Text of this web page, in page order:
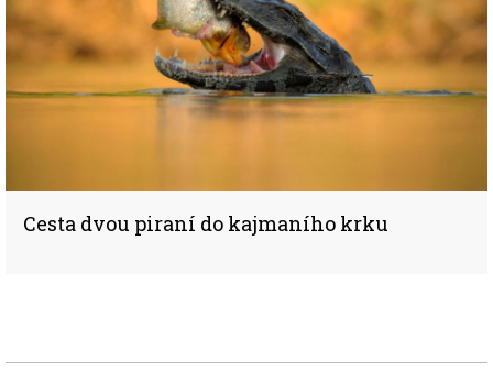
Cesta dvou piraní do kajmaního krku